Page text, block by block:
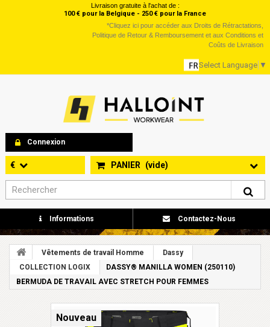
Livraison gratuite à l'achat de :
100 € pour la Belgique - 250 € pour la France
*Cliquez ici pour accéder aux Droits de Rétractations,
Politique de Retour & Remboursement et aux Conditions et
Coûts de Livraison
Select Language ▼
Connexion
PANIER (vide)
€
Informations Contactez-Nous
Vêtements de travail Homme
Dassy
COLLECTION LOGIX
DASSY® MANILLA WOMEN (250110)
BERMUDA DE TRAVAIL AVEC STRETCH POUR FEMMES
Nouveau